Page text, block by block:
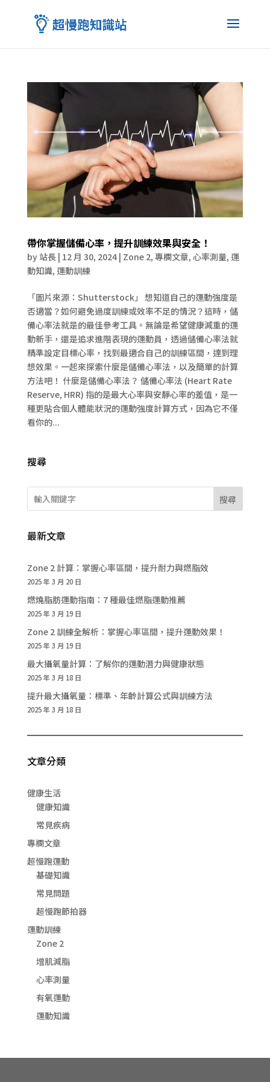
帶你掌握儲備心率，提升訓練效果與安全！
by 站長| 12 月 30, 2024| Zone 2, 專欄文章, 心率測量, 運
動知識, 運動訓練
「圖片來源：Shutterstock」 想知道自己的運動強度是
否適當？如何避免過度訓練或效率不足的情況？這時，儲
備心率法就是的最佳參考工具。無論是希望健康減重的運
動新手，還是追求進階表現的運動員，透過儲備心率法就
精準設定目標心率，找到最適合自己的訓練區間，達到理
想效果。一起來探索什麼是儲備心率法，以及簡單的計算
方法吧！ 什麼是儲備心率法？ 儲備心率法 (Heart Rate
Reserve, HRR) 指的是最大心率與安靜心率的差值，是一
種更貼合個人體能狀況的運動強度計算方式，因為它不僅
看你的...
搜尋
搜尋
最新文章
Zone 2 計算：掌握心率區間，提升耐力與燃脂效
2025 年 3 月 20 日
燃燒脂肪運動指南：7 種最佳燃脂運動推薦
2025 年 3 月 19 日
Zone 2 訓練全解析：掌握心率區間，提升運動效果！
2025 年 3 月 19 日
最大攝氧量計算：了解你的運動潛力與健康狀態
2025 年 3 月 18 日
提升最大攝氧量：標準、年齡計算公式與訓練方法
2025 年 3 月 18 日
文章分類
健康生活
健康知識
常見疾病
專欄文章
超慢跑運動
基礎知識
常見問題
超慢跑節拍器
運動訓練
Zone 2
增肌減脂
心率測量
有氧運動
運動知識